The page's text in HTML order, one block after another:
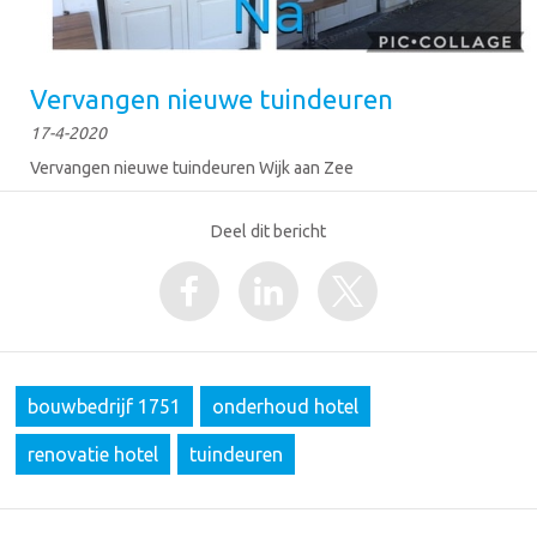
Vervangen nieuwe tuindeuren
17-4-2020
Vervangen nieuwe tuindeuren Wijk aan Zee
Deel dit bericht
bouwbedrijf 1751 onderhoud hotel
renovatie hotel tuindeuren